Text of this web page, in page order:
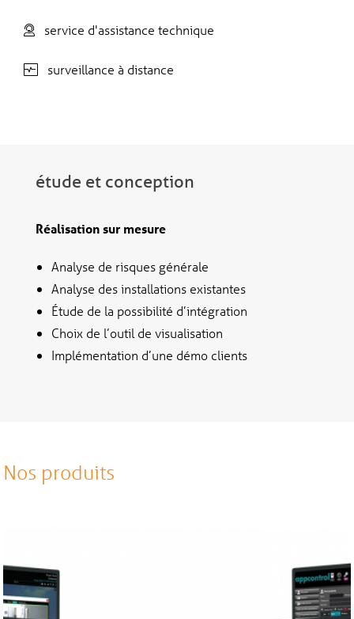
service d'assistance technique
surveillance à distance
étude et conception
Réalisation sur mesure
Analyse de risques générale
Analyse des installations existantes
Étude de la possibilité d’intégration
Choix de l’outil de visualisation
Implémentation d’une démo clients
Nos produits